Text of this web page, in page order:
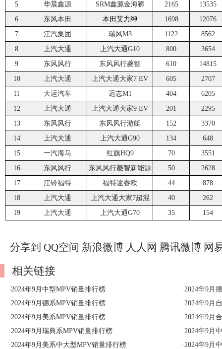
5
华晨鑫源 SRM鑫源金海狮 2165
13535
6
东风本田 本田艾力绅 1698
12076
7
江汽集团 瑞风M3 1122
8562
8
上汽大通 上汽大通G10 800
3654
9
东风风行 东风风行菱智 610
14815
10
上汽大通 上汽大通大家7 EV 605
2707
11
大运汽车 远志M1 404
6205
12
上汽大通 上汽大通大家9 EV 201
2295
13
东风风行 东风风行游艇 152
3370
14
上汽大通 上汽大通G90 134
648
15
一汽海马 红旗HQ9 70
3551
16
东风风行 东风风行菱智新能源 50
2628
17
江铃福特 福特途睿欧 44
878
18
上汽大通 上汽大通大家7超混 40
262
19
上汽大通 上汽大通G70 35 154
分享到 QQ空间 新浪微博 人人网 腾讯微博 网
相关链接
·2024年9月中型MPV销量排行榜 ·2024年9月
·2024年9月德系MPV销量排行榜 ·2024年9月
·2024年9月美系MPV销量排行榜 ·2024年9月
·2024年9月瑞典系MPV销量排行榜 ·2024年9月
·2024年9月美系中大型MPV销量排行榜 ·2024年9月